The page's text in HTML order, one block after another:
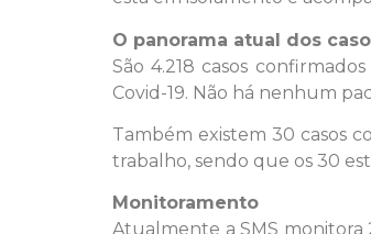
O panorama atual dos
São 4.218 casos
Covid-19. Não há nenhum
Também existem 30 casos
trabalho, sendo que os 30
Monitoramento
Atualmente a SMS monitora